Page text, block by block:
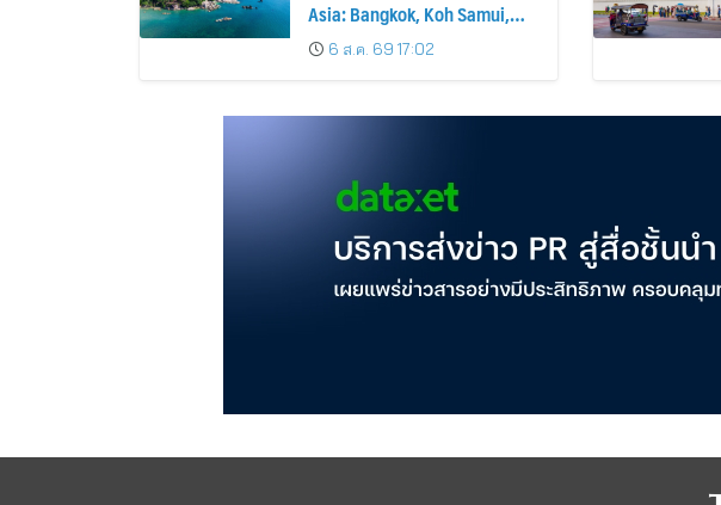
Asia: Bangkok, Koh Samui,
and Pattaya Among the Top
Cities
6 ส.ค. 69 17:02